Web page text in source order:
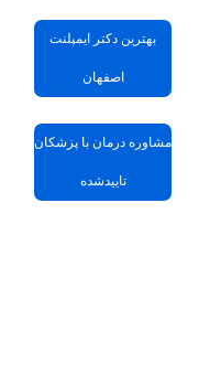
بهترین دکتر ایمپلنت
اصفهان
مشاوره درمان با پزشکان
تاییدشده